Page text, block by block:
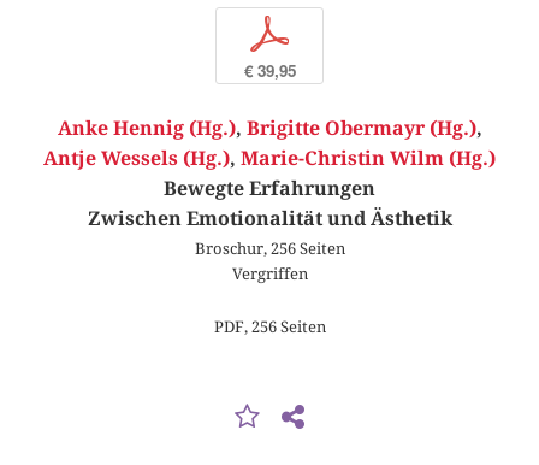
p
€ 39,95
Anke Hennig (Hg.), Brigitte Obermayr (Hg.),
Antje Wessels (Hg.), Marie-Christin Wilm (Hg.)
Bewegte Erfahrungen
Zwischen Emotionalität und Ästhetik
Broschur, 256 Seiten
Vergriffen
PDF, 256 Seiten